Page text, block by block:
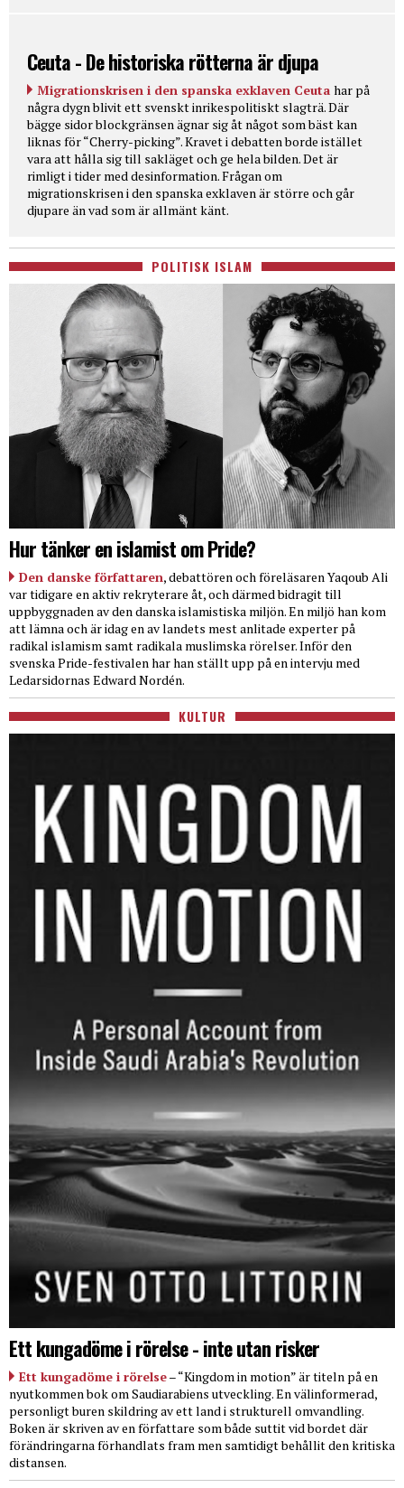
Ceuta - De historiska rötterna är djupa
Migrationskrisen i den spanska exklaven Ceuta har på
några dygn blivit ett svenskt inrikespolitiskt slagträ. Där
bägge sidor blockgränsen ägnar sig åt något som bäst kan
liknas för “Cherry-picking”. Kravet i debatten borde istället
vara att hålla sig till sakläget och ge hela bilden. Det är
rimligt i tider med desinformation. Frågan om
migrationskrisen i den spanska exklaven är större och går
djupare än vad som är allmänt känt.
POLITISK ISLAM
Hur tänker en islamist om Pride?
Den danske författaren, debattören och föreläsaren Yaqoub Ali
var tidigare en aktiv rekryterare åt, och därmed bidragit till
uppbyggnaden av den danska islamistiska miljön. En miljö han kom
att lämna och är idag en av landets mest anlitade experter på
radikal islamism samt radikala muslimska rörelser. Inför den
svenska Pride-festivalen har han ställt upp på en intervju med
Ledarsidornas Edward Nordén.
KULTUR
Ett kungadöme i rörelse - inte utan risker
Ett kungadöme i rörelse– “Kingdom in motion” är titeln på en
nyutkommen bok om Saudiarabiens utveckling. En välinformerad,
personligt buren skildring av ett land i strukturell omvandling.
Boken är skriven av en författare som både suttit vid bordet där
förändringarna förhandlats fram men samtidigt behållit den kritiska
distansen.